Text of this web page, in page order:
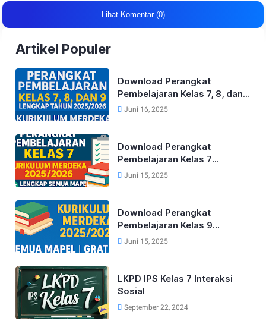
Lihat Komentar (0)
Artikel Populer
Download Perangkat
Pembelajaran Kelas 7, 8, dan
9 Lengkap Tahun 2025/2026
Juni 16, 2025
Download Perangkat
Pembelajaran Kelas 7
Kurikulum Merdeka Lengkap
Juni 15, 2025
Download Perangkat
Pembelajaran Kelas 9
Kurikulum Merdeka Lengkap
Juni 15, 2025
LKPD IPS Kelas 7 Interaksi
Sosial
September 22, 2024